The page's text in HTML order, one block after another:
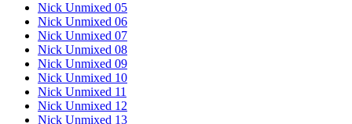
Nick Unmixed 05
Nick Unmixed 06
Nick Unmixed 07
Nick Unmixed 08
Nick Unmixed 09
Nick Unmixed 10
Nick Unmixed 11
Nick Unmixed 12
Nick Unmixed 13